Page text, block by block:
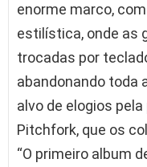
enorme marco,
estilística, onde as
trocadas por
abandonando toda
alvo de elogios
Pitchfork, que os
“O primeiro album